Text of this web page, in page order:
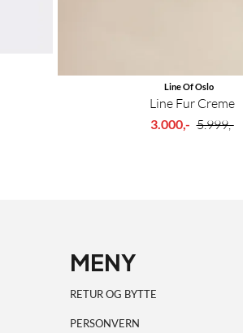
Line Of Oslo
Line Fur Creme
3.000,- 5.999,-
MENY
RETUR OG BYTTE
PERSONVERN